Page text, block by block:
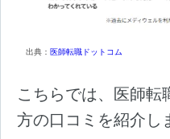
出典： 医師転職ドットコム
こちらでは、医師転
方の口コミを紹介し